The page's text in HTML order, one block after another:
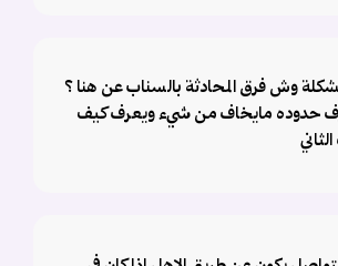
وش فرق المحادثة بالسناب عن هنا ؟
حدوده مايخاف من شيء ويعرف كيف